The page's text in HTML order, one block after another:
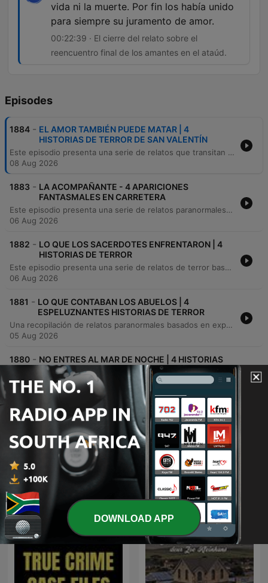
vida ni la muerte. Por fin los había unido
para siempre su juramento de amor.
00:22:39 · El cierre del relato sobre el
reencuentro final de los amantes en el ataúd.
Episodes
1884 - EL AMOR TAMBIÉN PUEDE MATAR | 4
HISTORIAS DE TERROR DE SAN VALENTÍN
Este episodio presenta una serie de relatos que transitan entre el terror sobrenatural y la crónica romántica trágica. La primera parte explora leyendas urbanas de naturaleza macabra, incluyendo la historia de una joven fallecida en un accidente automovilístico que busca venganza, una niña con impulsos oscuros hacia su madre y un horno embrujado con consecuencias fatales. La segunda mitad del programa se aleja del horror para narrar la conmovedora historia real de José Fidel Cruz, conocido como el eterno enamorado de Hermosillo, Sonora. El relato detalla su devoción inquebrantable hacia una novia de cristal y cómo su amor trascendió la locura y la muerte.
08 Aug 2026
1883 - LA ACOMPAÑANTE - 4 APARICIONES
FANTASMALES EN CARRETERA
Este episodio presenta una serie de relatos paranormales ocurridos en carreteras y zonas rurales de México, incluyendo las visiones de un trailero desde su infancia y un encuentro sobrenatural con una difunta esposa durante un asalto. Asimismo, se exploran leyendas sobre carretas espectrales y apariciones cerca de cementerios.
06 Aug 2026
1882 - LO QUE LOS SACERDOTES ENFRENTARON | 4
HISTORIAS DE TERROR
Este episodio presenta una serie de relatos de terror basados en hechos reales que involucran encuentros con entidades sobrenaturales y sacerdotes. Se narran ataques de un Nahual, confrontaciones con brujería y la presencia de entes demoníacos durante procesos de sanación espiritual. Asimismo, se explora una historia ambientada en los años 60 en Veracruz, donde apariciones macabras de un sacerdote decapitado conducen al descubrimiento de un asesinato y a la ejecución de un impostor.
06 Aug 2026
1881 - LO QUE CONTABAN LOS ABUELOS | 4
ESPELUZNANTES HISTORIAS DE TERROR
Una recopilación de relatos paranormales basados en experiencias familiares reales. El episodio presenta cuatro historias distintas que exploran fenómenos sobrenaturales en México, desde el paso de la Llorona en un rancho de Puebla y un encuentro con un puesto de tacos maldito en la Ciudad de México, hasta la aparición de una bruja en Colima y la revelación de un padrastro nahual en Chiapas. Los relatos detallan encuentros con entidades espectrales, transformaciones animales y sucesos inexplicables que han marcado a las familias narradoras.
05 Aug 2026
1880 - NO ENTRES AL MAR DE NOCHE | 4 HISTORIAS
DE TERROR EN PLAYAS
Este episodio presenta una serie de relatos de terror basados en hechos reales. La primera parte explora encuentros con criaturas marinas, presencias bajo el agua y visiones paranormales en el mar. Posteriormente, la narrativa se traslada a Cancún en el año 2001, donde un encuentro con un niño construyendo un castillo de arena revela una naturaleza sobrenatural y aterradora.
05 Aug 2026
Show more episodes
More Fiction podcasts
See all
DOWNLOAD APP